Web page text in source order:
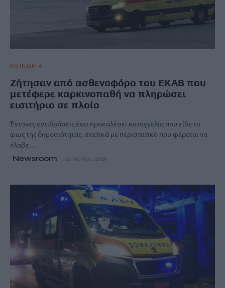
ΚΟΙΝΩΝΙΑ
Ζήτησαν από ασθενοφόρο του ΕΚΑΒ που
μετέφερε καρκινοπαθή να πληρώσει
εισιτήριο σε πλοίο
Έντονες αντιδράσεις έχει προκαλέσει καταγγελία που είδε το
φως της δημοσιότητας, σχετικά με περιστατικό που φέρεται να
έλαβε…
Newsroom 22 Ιουνίου, 2026